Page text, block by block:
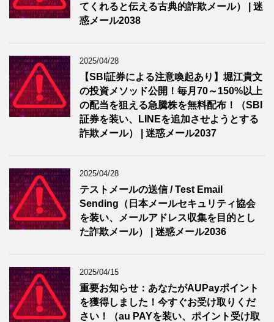
てくれると伝える古典的詐欺メール） | 迷
惑メール2038
2025/04/28
【SBI証券による注意喚起あり】堀江貴文
の投資メソッド公開！毎月70～150%以上
の配当を狙える急騰株を無料配布！（SBI
証券を装い、LINEを追加させようとする
詐欺メール） | 迷惑メール2037
2025/04/28
テストメールの送信 / Test Email
Sending（日本メールセキュリティ協会
を装い、メールアドレス収集を目的とし
た詐欺メール） | 迷惑メール2036
2025/04/15
重要お知らせ：あなたがAUPayポイント
を獲得しました！今すぐお受け取りくだ
さい！（au PAYを装い、ポイント受け取